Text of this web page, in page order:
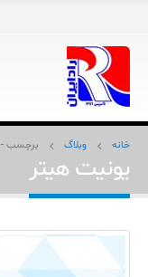
خانه وبلاگ برچسب -
یونیت هیتر